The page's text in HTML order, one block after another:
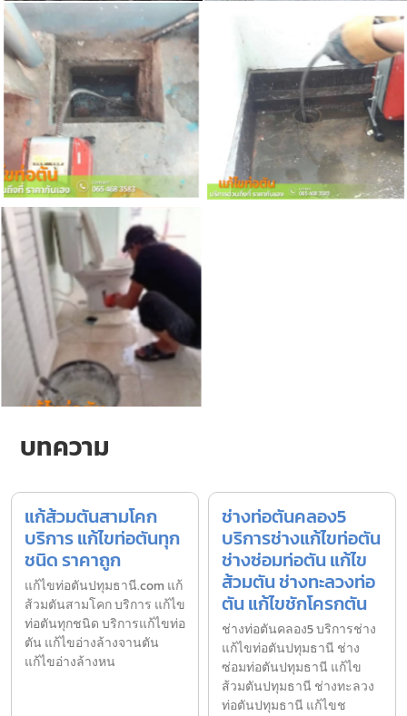
บทความ
แก้ส้วมตันสามโคก
บริการ แก้ไขท่อตันทุก
ชนิด ราคาถูก
แก้ไขท่อตันปทุมธานี.com แก้
ส้วมตันสามโคก บริการ แก้ไข
ท่อตันทุกชนิด บริการแก้ไขท่อ
ตัน แก้ไขอ่างล้างจานตัน
แก้ไขอ่างล้างหน
ช่างท่อตันคลอง5
บริการช่างแก้ไขท่อตัน
ช่างซ่อมท่อตัน แก้ไข
ส้วมตัน ช่างทะลวงท่อ
ตัน แก้ไขชักโครกตัน
ช่างท่อตันคลอง5 บริการช่าง
แก้ไขท่อตันปทุมธานี ช่าง
ซ่อมท่อตันปทุมธานี แก้ไข
ส้วมตันปทุมธานี ช่างทะลวง
ท่อตันปทุมธานี แก้ไขช